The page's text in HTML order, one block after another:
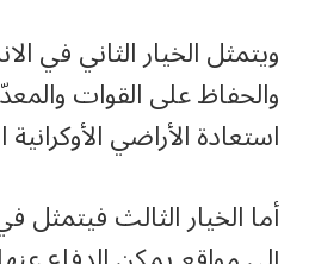
ويتمثل الخيار الثاني في
والحفاظ على القوات
استعادة الأراضي
أما الخيار الثالث فيتمثل